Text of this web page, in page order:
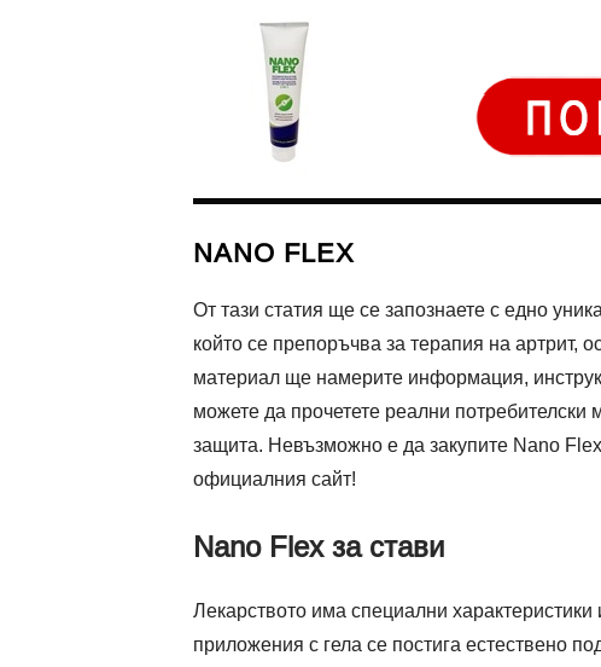
NANO FLEX
От тази статия ще се запознаете с едно
който се препоръчва за терапия на артрит,
материал ще намерите информация,
можете да прочетете реални
защита. Невъзможно е да закупите Nano
официалния сайт!
Nano Flex за стави
Лекарството има специални
приложения с гела се постига естествено